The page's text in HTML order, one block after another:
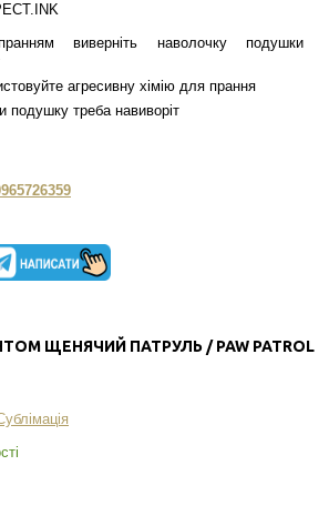
виверніть наволочку подушки
агресивну хімію для прання
подушку треба навиворіт
ЩЕНЯЧИЙ ПАТРУЛЬ / PAW PATROL